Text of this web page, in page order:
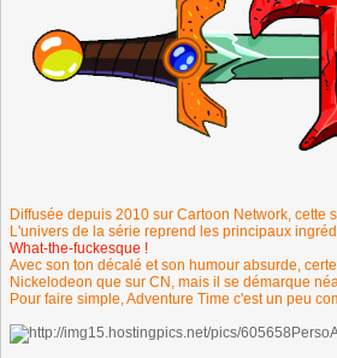
Diffusée depuis 2010 sur Cartoon Network,
L'univers de la série reprend les principaux
What-the-fuckesque !
Avec son ton décalé et son humour absurde,
Nickelodeon que sur CN, mais il se démarque
Pour faire simple, Adventure Time c'est un peu